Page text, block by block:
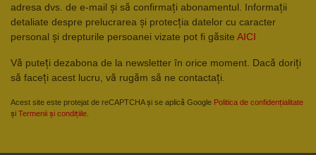
adresa dvs. de e-mail și să confirmați abonamentul. Informații
detaliate despre prelucrarea și protecția datelor cu caracter
personal și drepturile persoanei vizate pot fi găsite AICI
Vă puteți dezabona de la newsletter în orice moment. Dacă doriți
să faceți acest lucru, vă rugăm să ne contactați.
Acest site este protejat de reCAPTCHA și se aplică Google Politica de confidențialitate
și Termenii și condițiile